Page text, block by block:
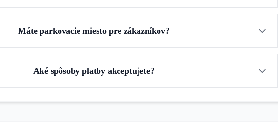
Máte parkovacie miesto pre zákazníkov?
Aké spôsoby platby akceptujete?